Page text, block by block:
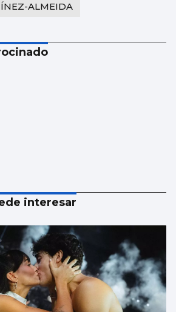
ALMEIDA
interesar